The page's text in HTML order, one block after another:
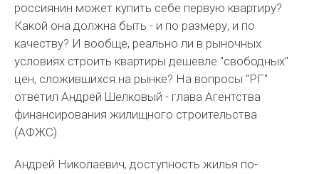
россиянин может купить себе первую квартиру?
Какой она должна быть - и по размеру, и по
качеству? И вообще, реально ли в рыночных
условиях строить квартиры дешевле "свободных"
цен, сложившихся на рынке? На вопросы "РГ"
ответил Андрей Шелковый - глава Агентства
финансирования жилищного строительства
(АФЖС).
Андрей Николаевич, доступность жилья по-